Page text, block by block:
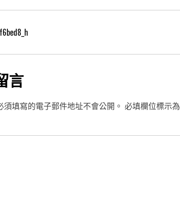
言
須填寫的電子郵件地址不會公開。 必填欄位標示為